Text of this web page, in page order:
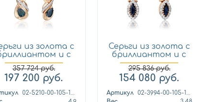
из золота с
и с
са...
357 724руб.
197 200 руб.
02-5210-00-105-1111
Серьги из золота с
бриллиантом и с
са...
295 836руб.
154 080 руб.
Артикул
02-3994-00-105-1110-30